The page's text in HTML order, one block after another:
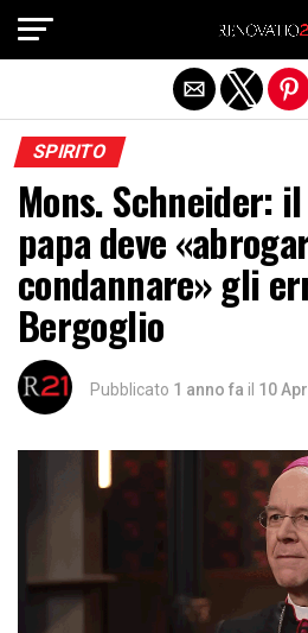
SPIRITO
Mons. Schneider:
papa deve
condannare» gli
Bergoglio
Pubblicato 1 anno fa il 10
Exit mobile